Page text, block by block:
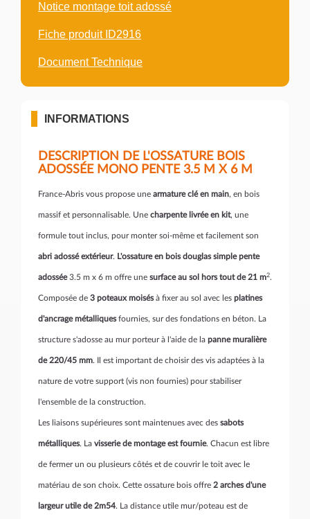
Notice montage toit adossé
Fiche produit ID2916
Document Technique
INFORMATIONS
DESCRIPTION DE L'OSSATURE BOIS
ADOSSÉE MONO PENTE 3.5 M X 6 M
France-Abris vous propose une armature clé en main, en bois
massif et personnalisable. Une charpente livrée en kit, une
formule tout inclus, pour monter soi-même et facilement son
abri adossé extérieur. L'ossature en bois douglas simple pente
adossée3.5 m x 6 m offre une surface au sol hors tout de 21 m2.
Composée de 3 poteaux moisésà fixer au sol avec les platines
d'ancrage métalliquesfournies, sur des fondations en béton. La
structure s'adosse au mur porteur à l'aide de la panne muralière
de 220/45 mm. Il est important de choisir des vis adaptées à la
nature de votre support (vis non fournies) pour stabiliser
l'ensemble de la construction.
Les liaisons supérieures sont maintenues avec des sabots
métalliques. La visserie de montage est fournie. Chacun est libre
de fermer un ou plusieurs côtés et de couvrir le toit avec le
matériau de son choix. Cette ossature bois offre 2 arches d'une
largeur utile de 2m54. La distance utile mur/poteau est de